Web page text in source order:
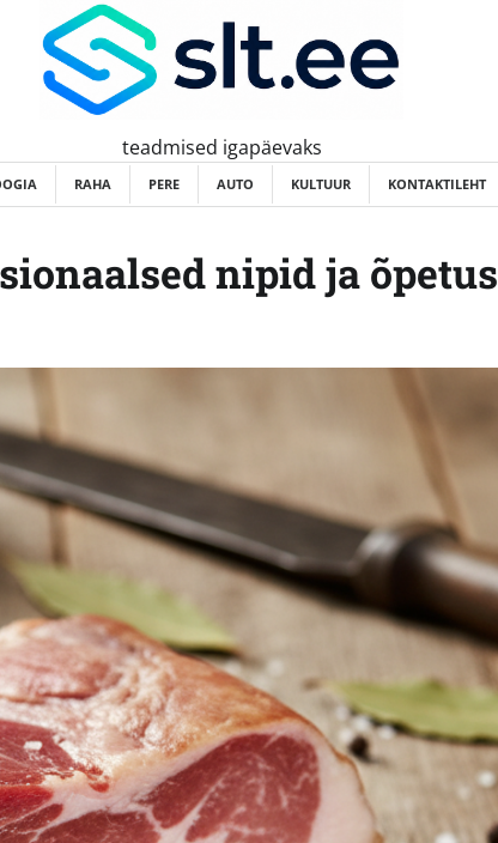
teadmised igapäevaks
RAHA PERE AUTO KULTUUR KONTAKTILEHT
nipid ja õpetus